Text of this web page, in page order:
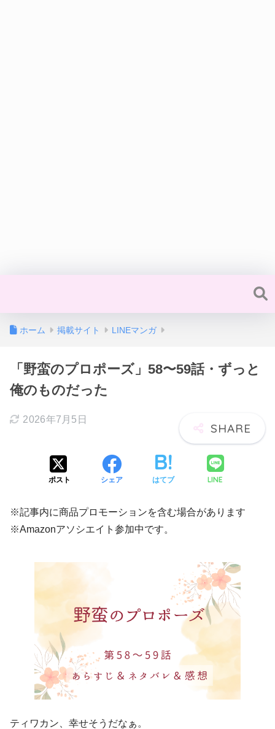
ホーム 掲載サイト LINEマンガ
「野蛮のプロポーズ」58〜59話・ずっと
俺のものだった
2026年7月5日
ポスト シェア はてブ LINE
※記事内に商品プロモーションを含む場合があります
※Amazonアソシエイト参加中です。
ティワカン、幸せそうだなぁ。